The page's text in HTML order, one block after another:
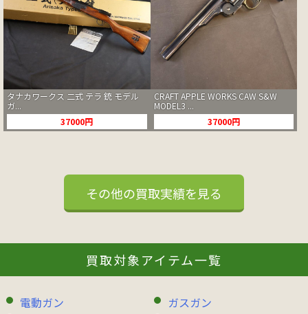
タナカワークス 二式 テラ 銃 モデル
ガ...
37000円
CRAFT APPLE WORKS CAW S&W
MODEL3 ...
37000円
その他の買取実績を見る
買取対象アイテム一覧
電動ガン
ガスガン